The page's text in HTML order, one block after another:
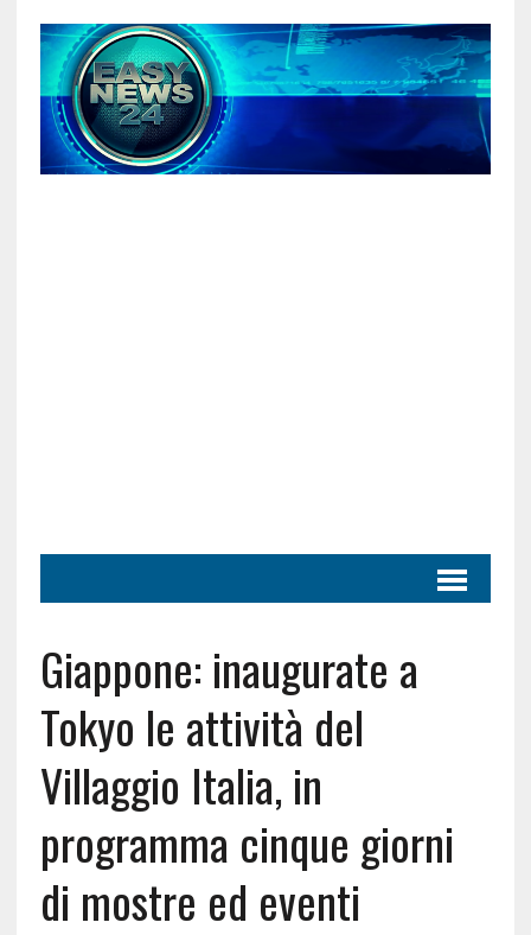
Giappone: inaugurate a
Tokyo le attività del
Villaggio Italia, in
programma cinque giorni
di mostre ed eventi